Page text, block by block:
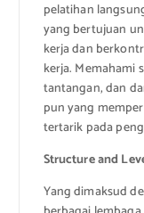
pelatihan
yang bertujuan
kerja dan
kerja. Memahami
tantangan, dan
pun yang
tertarik pada
Structure and
Yang dimaksud